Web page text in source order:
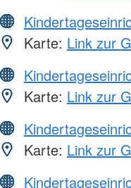
Karte: Link zur
Karte: Link zur
Karte: Link zur